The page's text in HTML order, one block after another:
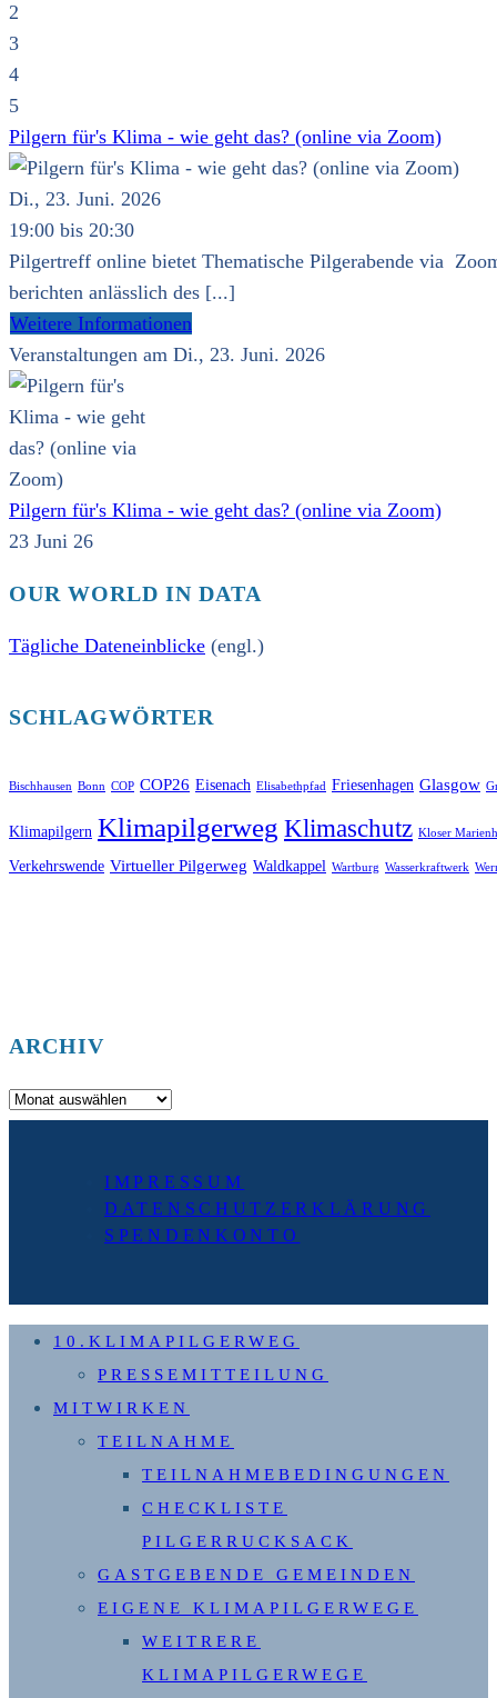
2
3
4
5
Pilgern für's Klima - wie geht das? (online via Zoom)
Di., 23. Juni. 2026
19:00 bis 20:30
Pilgertreff online bietet Thematische Pilgerabende via
berichten anlässlich des [...]
Weitere Informationen
Veranstaltungen am Di., 23. Juni. 2026
Pilgern für's Klima - wie geht das? (online via Zoom)
23 Juni 26
OUR WORLD IN DATA
Tägliche Dateneinblicke (engl.)
SCHLAGWÖRTER
Bischhausen Bonn COP COP26 Eisenach Elisabethpfad Friesenhagen Glasgow
Klimapilgern Klimapilgerweg Klimaschutz Kloser
Verkehrswende Virtueller Pilgerweg Waldkappel Wartburg Wasserkraftwerk
ARCHIV
Archiv
IMPRESSUM
DATENSCHUTZERKLÄRUNG
SPENDENKONTO
10.KLIMAPILGERWEG
PRESSEMITTEILUNG
MITWIRKEN
TEILNAHME
TEILNAHMEBEDINGUNGEN
CHECKLISTE
PILGERRUCKSACK
GASTGEBENDE GEMEINDEN
EIGENE KLIMAPILGERWEGE
WEITRERE
KLIMAPILGERWEGE